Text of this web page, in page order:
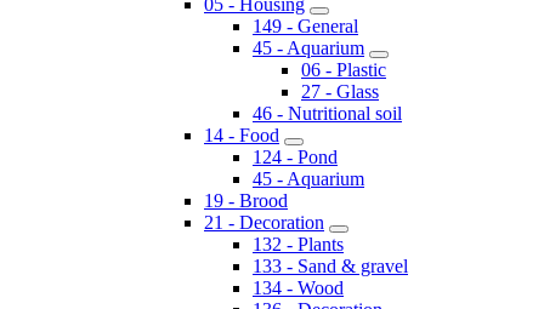
149 - General
45 - Aquarium
06 - Plastic
27 - Glass
46 - Nutritional soil
14 - Food
124 - Pond
45 - Aquarium
19 - Brood
21 - Decoration
132 - Plants
133 - Sand & gravel
134 - Wood